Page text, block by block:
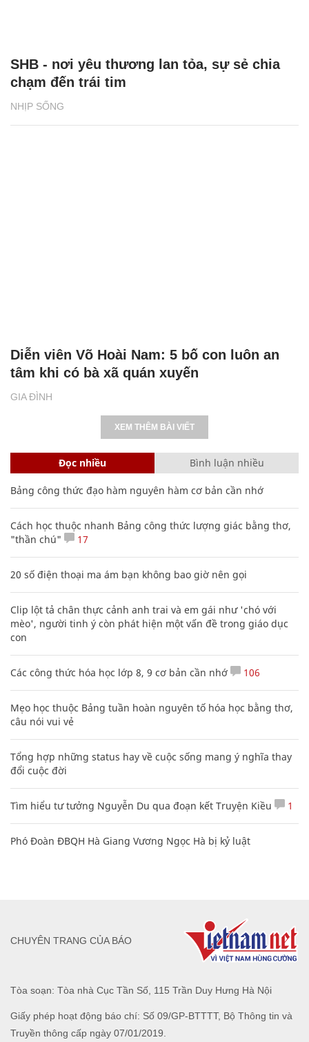
NHỊP SỐNG
SHB - nơi yêu thương lan tỏa, sự sẻ chia
chạm đến trái tim
GIA ĐÌNH
Diễn viên Võ Hoài Nam: 5 bố con luôn an
tâm khi có bà xã quán xuyến
XEM THÊM BÀI VIẾT
Đọc nhiều Bình luận nhiều
Bảng công thức đạo hàm nguyên hàm cơ bản cần nhớ
Cách học thuộc nhanh Bảng công thức lượng giác bằng thơ,
"thần chú"
17
20 số điện thoại ma ám bạn không bao giờ nên gọi
Clip lột tả chân thực cảnh anh trai và em gái như 'chó với
mèo', người tinh ý còn phát hiện một vấn đề trong giáo dục
con
Các công thức hóa học lớp 8, 9 cơ bản cần nhớ 106
Mẹo học thuộc Bảng tuần hoàn nguyên tố hóa học bằng thơ,
câu nói vui vẻ
Tổng hợp những status hay về cuộc sống mang ý nghĩa thay
đổi cuộc đời
Tìm hiểu tư tưởng Nguyễn Du qua đoạn kết Truyện Kiều 1
Phó Đoàn ĐBQH Hà Giang Vương Ngọc Hà bị kỷ luật
Tòa soạn: Tòa nhà Cục Tần Số, 115 Trần Duy Hưng Hà Nội
Giấy phép hoạt động báo chí: Số 09/GP-BTTTT, Bộ Thông tin và
Truyền thông cấp ngày 07/01/2019.
CHUYÊN TRANG CỦA BÁO